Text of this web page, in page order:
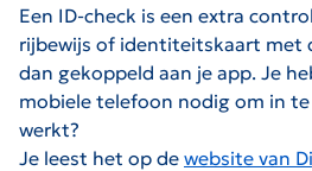
Een ID-check is een extra
rijbewijs of identiteitskaart met
dan gekoppeld aan je app. Je
mobiele telefoon nodig om in
werkt?
Je leest het op de website van